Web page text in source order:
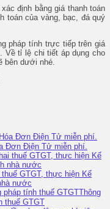
định bằng giá thanh toán
toán của vàng, bạc, đá quý
pháp tính trực tiếp trên giá
Về tỉ lệ chi tiết áp dụng cho
bên dưới nhé.
Đơn Điện Tử miễn phí.
GTGT, thực hiện Kế
nước
Thông
thuế GTGT